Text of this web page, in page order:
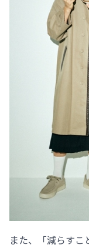
また、「減らす